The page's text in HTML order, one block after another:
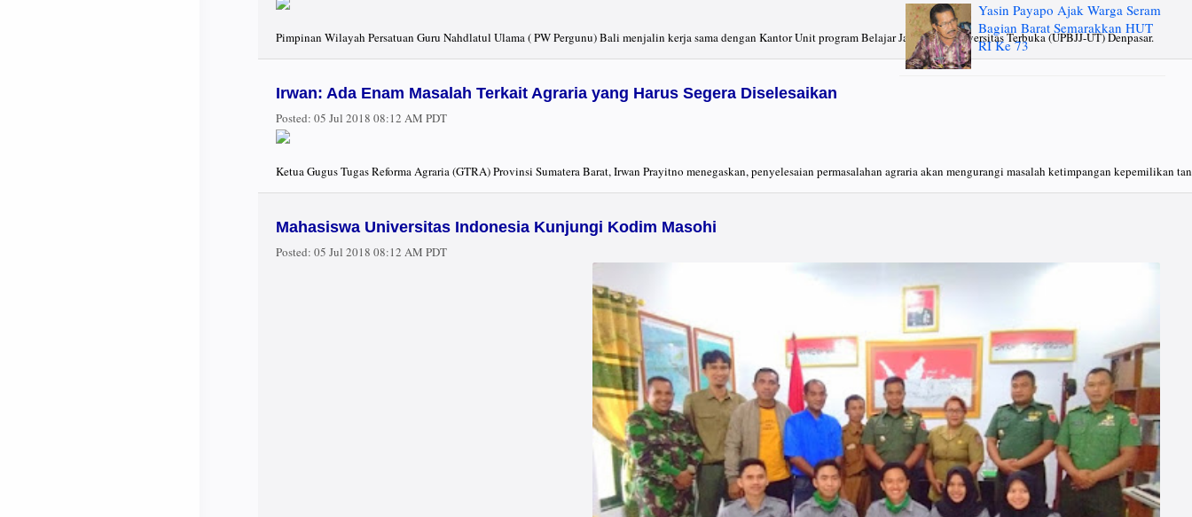
Pimpinan Wilayah Persatuan Guru Nahdlatul Ulama ( PW Pergunu) Bali menjalin kerja sama dengan Kantor Unit program Belajar Jarak jauh Universitas Terbuka (UPBJJ-UT) Denpasar.
Irwan: Ada Enam Masalah Terkait Agraria yang Harus Segera Diselesaikan
Posted: 05 Jul 2018 08:12 AM PDT
Ketua Gugus Tugas Reforma Agraria (GTRA) Provinsi Sumatera Barat, Irwan Prayitno menegaskan, penyelesaian permasalahan agraria akan mengurangi masalah ketimpangan kepemilikan
Mahasiswa Universitas Indonesia Kunjungi Kodim Masohi
Posted: 05 Jul 2018 08:12 AM PDT
Yasin Payapo Ajak Warga Seram
Bagian Barat Semarakkan HUT
RI Ke 73